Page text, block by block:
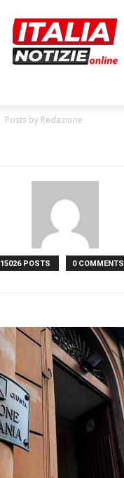
Posts by Redazione
15026 POSTS 0 COMMENTS